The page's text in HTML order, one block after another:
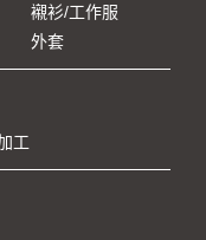
襯衫/工作服
外套
工